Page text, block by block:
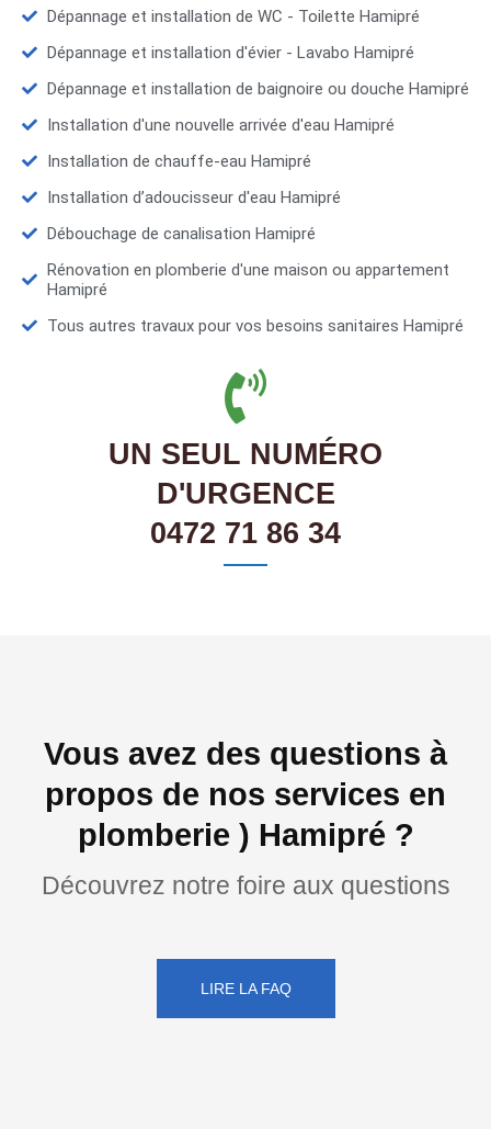
Dépannage et installation de WC - Toilette Hamipré
Dépannage et installation d'évier - Lavabo Hamipré
Dépannage et installation de baignoire ou douche Hamipré
Installation d'une nouvelle arrivée d'eau Hamipré
Installation de chauffe-eau Hamipré
Installation d’adoucisseur d'eau Hamipré
Débouchage de canalisation Hamipré
Rénovation en plomberie d'une maison ou appartement
Hamipré
Tous autres travaux pour vos besoins sanitaires Hamipré
UN SEUL NUMÉRO
D'URGENCE
0472 71 86 34
Vous avez des questions à
propos de nos services en
plomberie ) Hamipré ?
Découvrez notre foire aux questions
LIRE LA FAQ